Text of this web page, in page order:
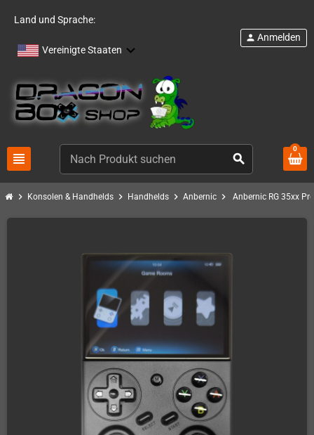
Land und Sprache:
Vereinigte Staaten
view_headline search
person Anmelden
0
chevron_right Konsolen & Handhelds chevron_right Handhelds chevron_right Anbernic chevron_right Anbernic RG 35xx